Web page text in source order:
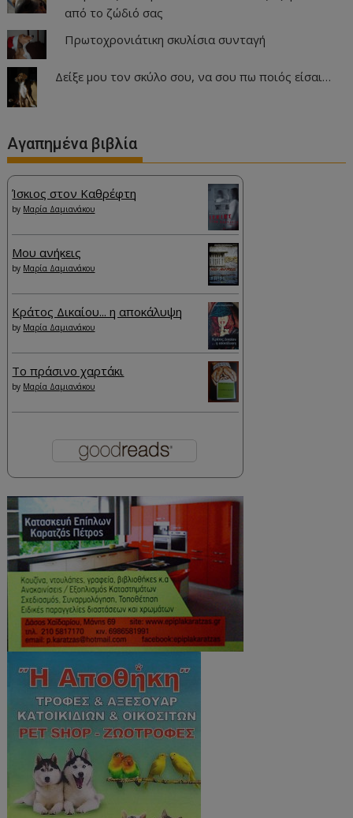
από το ζώδιό σας
Πρωτοχρονιάτικη σκυλίσια συνταγή
Δείξε μου τον σκύλο σου, να σου πω ποιός είσαι…
Αγαπημένα βιβλία
Ίσκιος στον Καθρέφτη
by Μαρία Δαμιανάκου
Μου ανήκεις
by Μαρία Δαμιανάκου
Κράτος Δικαίου... η αποκάλυψη
by Μαρία Δαμιανάκου
Το πράσινο χαρτάκι
by Μαρία Δαμιανάκου